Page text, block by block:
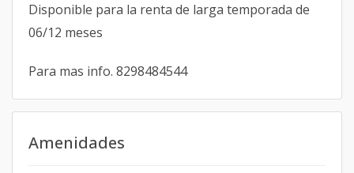
Disponible para la renta de larga temporada de
06/12 meses
Para mas info. 8298484544
Amenidades